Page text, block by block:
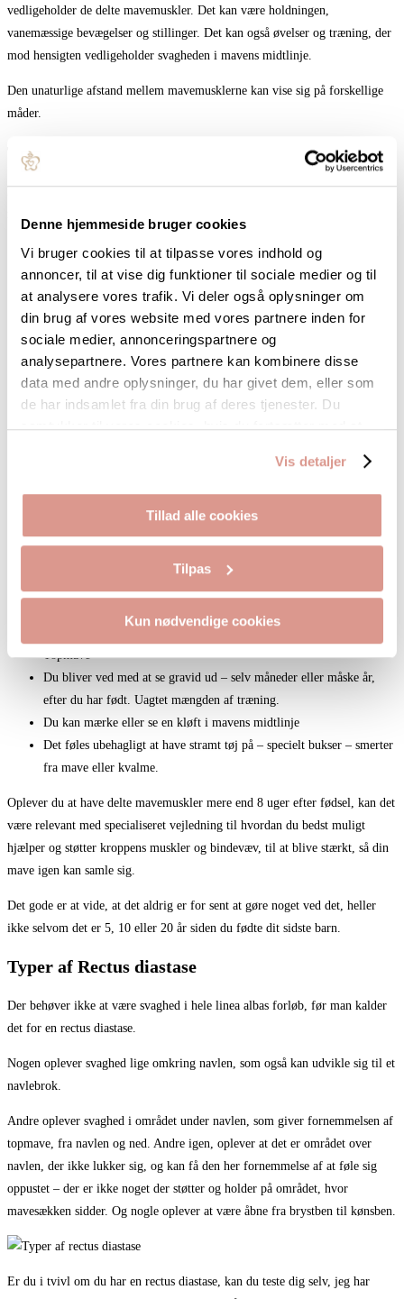
Denne hjemmeside bruger cookies
Vi bruger cookies til at tilpasse vores indhold og
annoncer, til at vise dig funktioner til sociale medier og til
at analysere vores trafik. Vi deler også oplysninger om
din brug af vores website med vores partnere inden for
sociale medier, annonceringspartnere og
analysepartnere. Vores partnere kan kombinere disse
data med andre oplysninger, du har givet dem, eller som
de har indsamlet fra din brug af deres tjenester. Du
samtykker til vores cookies, hvis du fortsætter med at
Vis detaljer
Tillad alle cookies
Tilpas
Kun nødvendige cookies
vedligeholder de delte mavemuskler. Det kan være holdningen,
vanemæssige bevægelser og stillinger. Det kan også øvelser og træning, der
mod hensigten vedligeholder svagheden i mavens midtlinje.
Den unaturlige afstand mellem mavemusklerne kan vise sig på forskellige
måder.
Tegn på rectus diastase
Hvis du kan nikke genkendende til et eller flere af følgende udsagn, har du
Maven indtager tobleroneform, når du rejser dig fra liggende, eller
laver en maverulning
Maven buler udad, og bliver stor og rund, når du rejser dig fra
liggende eller laver en maverulning.
Maven buler ud i en tobleroneform, når du læner dig bagover
Du oplever tyngdefornemmelse i underlivet, måske mest tydeligt
omkring menstruation
Du har ofte en øm og træt lænd
Du har et bækken der ikke føles stabilt, og som ofte gør ondt
Har øget tissetrang – skal på toilettet, også selvom du lige har været
Brok – ofte et navlebrok, men også brok andre steder i bugvæggen
Smerter i forbindelse med sex
Følelse af oppustethed efter måltider – uanset hvad, hvor meget eller
Trægt tarmsystem/fordøjelse, herunder hård mave
Topmave
Du bliver ved med at se gravid ud – selv måneder eller måske år,
efter du har født. Uagtet mængden af træning.
Du kan mærke eller se en kløft i mavens midtlinje
Det føles ubehagligt at have stramt tøj på – specielt bukser – smerter
fra mave eller kvalme.
Oplever du at have delte mavemuskler mere end 8 uger efter fødsel, kan det
være relevant med specialiseret vejledning til hvordan du bedst muligt
hjælper og støtter kroppens muskler og bindevæv, til at blive stærkt, så din
mave igen kan samle sig.
Det gode er at vide, at det aldrig er for sent at gøre noget ved det, heller
ikke selvom det er 5, 10 eller 20 år siden du fødte dit sidste barn.
Typer af Rectus diastase
Der behøver ikke at være svaghed i hele linea albas forløb, før man kalder
det for en rectus diastase.
Nogen oplever svaghed lige omkring navlen, som også kan udvikle sig til et
navlebrok.
Andre oplever svaghed i området under navlen, som giver fornemmelsen af
topmave, fra navlen og ned. Andre igen, oplever at det er området over
navlen, der ikke lukker sig, og kan få den her fornemmelse af at føle sig
oppustet – der er ikke noget der støtter og holder på området, hvor
mavesækken sidder. Og nogle oplever at være åbne fra brystben til kønsben.
Er du i tvivl om du har en rectus diastase, kan du teste dig selv, jeg har